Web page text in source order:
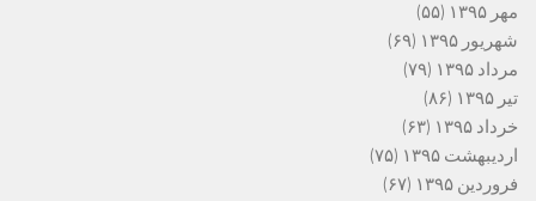
مهر ۱۳۹۵
(۵۵)
شهریور ۱۳۹۵
(۶۹)
مرداد ۱۳۹۵
(۷۹)
تیر ۱۳۹۵
(۸۶)
خرداد ۱۳۹۵
(۶۳)
اردیبهشت ۱۳۹۵
(۷۵)
فروردین ۱۳۹۵
(۶۷)